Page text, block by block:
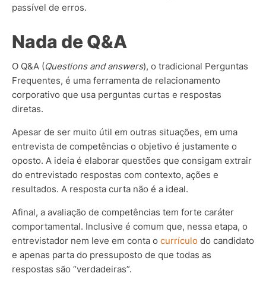
passível de erros.
Nada de Q&A
O Q&A (Questions and answers), o tradicional Perguntas
Frequentes, é uma ferramenta de relacionamento
corporativo que usa perguntas curtas e respostas
diretas.
Apesar de ser muito útil em outras situações, em uma
entrevista de competências o objetivo é justamente o
oposto. A ideia é elaborar questões que consigam extrair
do entrevistado respostas com contexto, ações e
resultados. A resposta curta não é a ideal.
Afinal, a avaliação de competências tem forte caráter
comportamental. Inclusive é comum que, nessa etapa, o
entrevistador nem leve em conta o currículo do candidato
e apenas parta do pressuposto de que todas as
respostas são “verdadeiras”.